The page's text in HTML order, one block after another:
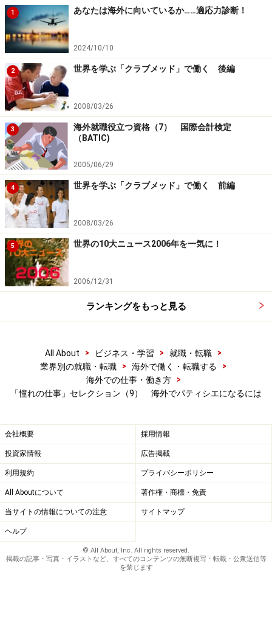
直接お客様に提供するわけではありませんが、製菓メー
カー（お菓子を作って売る企業）ではパティシエは開発
部隊として機能します。どんなお菓子が喜ばれるのか？
制約のある中で試行錯誤をしながら開発します。
５）独立・開業！
自分の名前で食べていく、誰もがあこがれるカリスマパ
ティシエになると自分でお店を開くことも夢ではありま
せん。ただ、そのためには、有名ホテルやレストランで
のパティシエ経験が必要になるかもしれません。
さて、パティシエへの憧れが膨らんできたところで、次
のページでは
のか？について検証していきたいと思います。
※記事内容は執筆時点のものです。最新の内容をご確認くださ
い。
1/2
1 あなたは海外に向いているか……適応力診断！
2024/10/10
2 世界を学ぶ「クラブメッド」で働く 後編
2008/03/26
3
海外就職役立つ資格（7） 国際会計検定
（BATIC)
2005/06/29
4 世界を学ぶ「クラブメッド」で働く 前編
2008/03/26
5 世界の10大ニュース2006年を一気に！
2006/12/31
ランキングをもっと見る
All About > ビジネス・学習 > 就職・転職
>
業界別の就職・転職
> 海外で働く・転職する
>
海外での仕事・働き方
>
「憧れの仕事」セレクション（9） 海外でパティシエになるには
会社概要 採用情報
投資家情報 広告掲載
利用規約 プライバシーポリシー
All Aboutについて 著作権・商標・免責
当サイトの情報についての注意 サイトマップ
ヘルプ
© All About, Inc. All rights reserved.
掲載の記事・写真・イラストなど、すべてのコンテンツの無断複写・転載・公衆送信等
を禁じます